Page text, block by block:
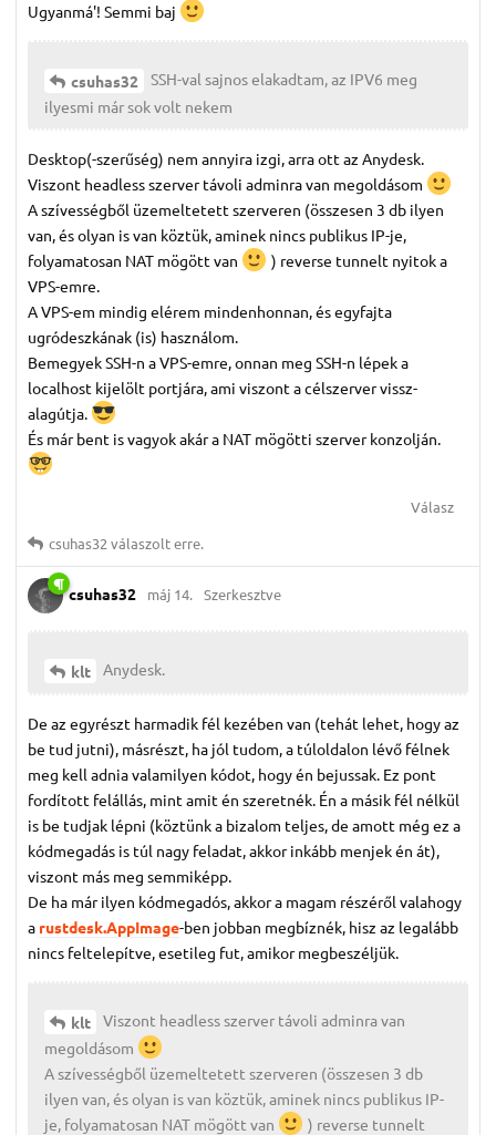
Ugyanmá'! Semmi baj
csuhas32
SSH-val sajnos elakadtam, az IPV6 meg
ilyesmi már sok volt nekem
Desktop(-szerűség) nem annyira izgi, arra ott az Anydesk.
Viszont headless szerver távoli adminra van megoldásom
A szívességből üzemeltetett szerveren (összesen 3 db ilyen
van, és olyan is van köztük, aminek nincs publikus IP-je,
folyamatosan NAT mögött van
) reverse tunnelt nyitok a
VPS-emre.
A VPS-em mindig elérem mindenhonnan, és egyfajta
ugródeszkának (is) használom.
Bemegyek SSH-n a VPS-emre, onnan meg SSH-n lépek a
localhost kijelölt portjára, ami viszont a célszerver vissz-
alagútja.
És már bent is vagyok akár a NAT mögötti szerver konzolján.
Válasz
csuhas32 válaszolt erre.
csuhas32 máj 14. Szerkesztve
klt Anydesk.
De az egyrészt harmadik fél kezében van (tehát lehet, hogy az
be tud jutni), másrészt, ha jól tudom, a túloldalon lévő félnek
meg kell adnia valamilyen kódot, hogy én bejussak. Ez pont
fordított felállás, mint amit én szeretnék. Én a másik fél nélkül
is be tudjak lépni (köztünk a bizalom teljes, de amott még ez a
kódmegadás is túl nagy feladat, akkor inkább menjek én át),
viszont más meg semmiképp.
De ha már ilyen kódmegadós, akkor a magam részéről valahogy
a rustdesk.AppImage-ben jobban megbíznék, hisz az legalább
nincs feltelepítve, esetileg fut, amikor megbeszéljük.
klt
Viszont headless szerver távoli adminra van
megoldásom
A szívességből üzemeltetett szerveren (összesen 3 db
ilyen van, és olyan is van köztük, aminek nincs publikus IP-
je, folyamatosan NAT mögött van
) reverse tunnelt